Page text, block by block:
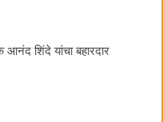
शिंदे यांचा बहारदार